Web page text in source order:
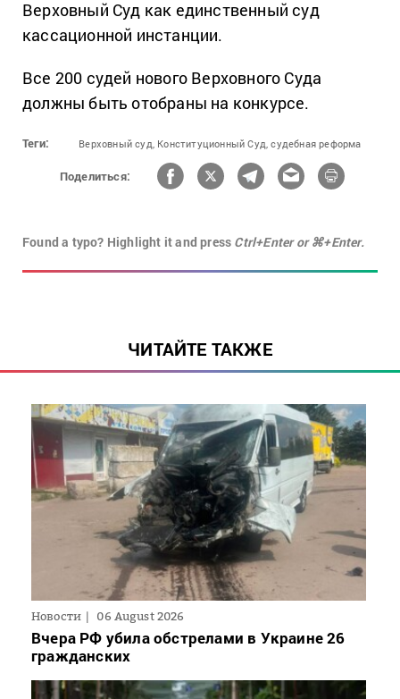
Верховный Суд как единственный суд
кассационной инстанции.
Все 200 судей нового Верховного Суда
должны быть отобраны на конкурсе.
Теги: Верховный суд, Конституционный Суд, судебная реформа
Поделиться:
Found a typo? Highlight it and press Ctrl+Enter or ⌘+Enter.
ЧИТАЙТЕ ТАКЖЕ
Новости 06 August 2026
Вчера РФ убила обстрелами в Украине 26
гражданских